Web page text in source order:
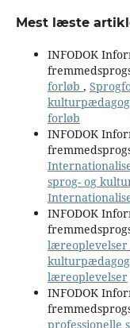
Mest læste
INFODOK
forløb ,
forløb
INFODOK
sprog- og
INFODOK
læreoplevelser
læreoplevelser
INFODOK
professionelle